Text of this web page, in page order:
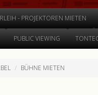
- PROJEKTOREN MIETEN
PUBLIC VIEWING
BÜHNE MIETEN